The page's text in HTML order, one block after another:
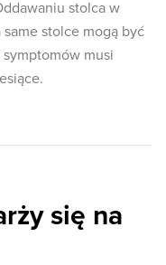
stolca w
stolce mogą być
musi
się na